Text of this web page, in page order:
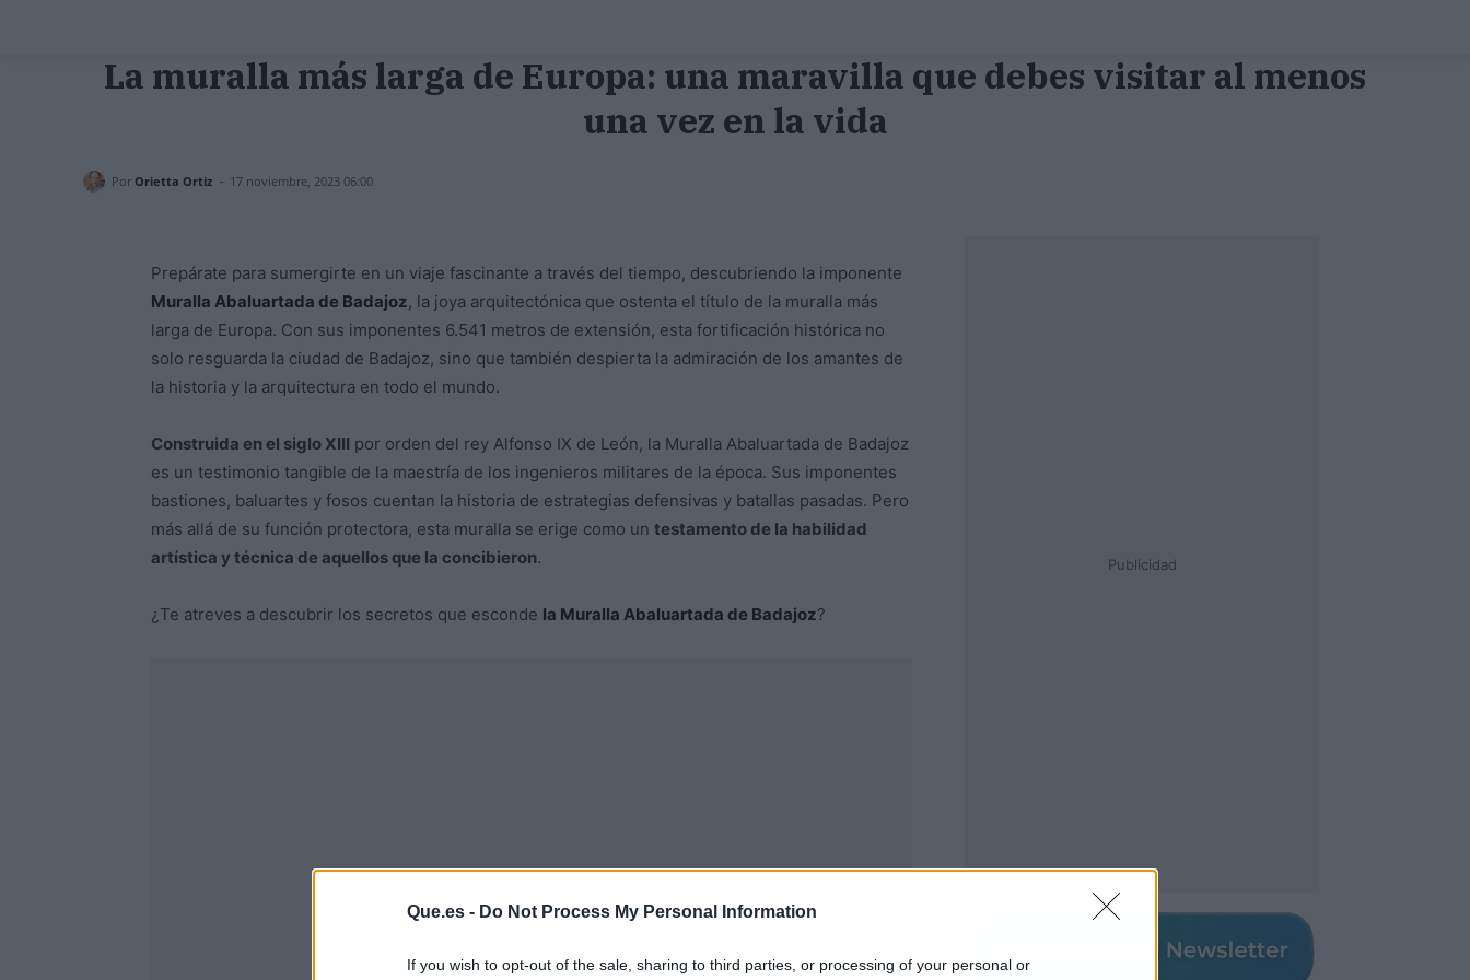
Que.es - Do Not Process My Personal Information
If you wish to opt-out of the sale, sharing to third parties, or processing of your personal or
La muralla más larga de Europa: una maravilla que debes visitar al menos
una vez en la vida
Por Orietta Ortiz - 17 noviembre, 2023 06:00
Prepárate para sumergirte en un viaje fascinante a través del tiempo, descubriendo la imponente
Muralla Abaluartada de Badajoz, la joya arquitectónica que ostenta el título de la muralla más
larga de Europa. Con sus imponentes 6.541 metros de extensión, esta fortificación histórica no
solo resguarda la ciudad de Badajoz, sino que también despierta la admiración de los amantes de
la historia y la arquitectura en todo el mundo.
Construida en el siglo XIII por orden del rey Alfonso IX de León, la Muralla Abaluartada de Badajoz
es un testimonio tangible de la maestría de los ingenieros militares de la época. Sus imponentes
bastiones, baluartes y fosos cuentan la historia de estrategias defensivas y batallas pasadas. Pero
más allá de su función protectora, esta muralla se erige como un testamento de la habilidad
artística y técnica de aquellos que la concibieron.
¿Te atreves a descubrir los secretos que esconde la Muralla Abaluartada de Badajoz?
Publicidad